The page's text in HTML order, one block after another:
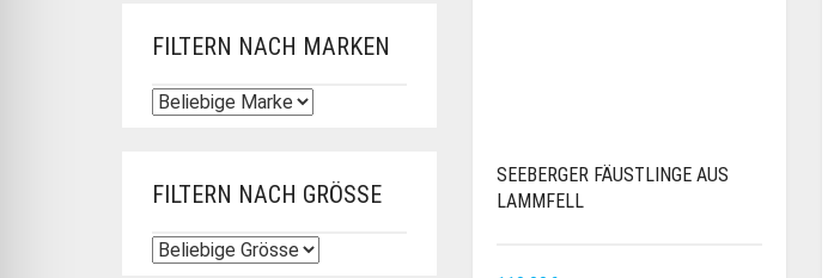
SEEBERGER FÄUSTLINGE AUS
LAMMFELL
FILTERN NACH MARKEN
FILTERN NACH GRÖSSE